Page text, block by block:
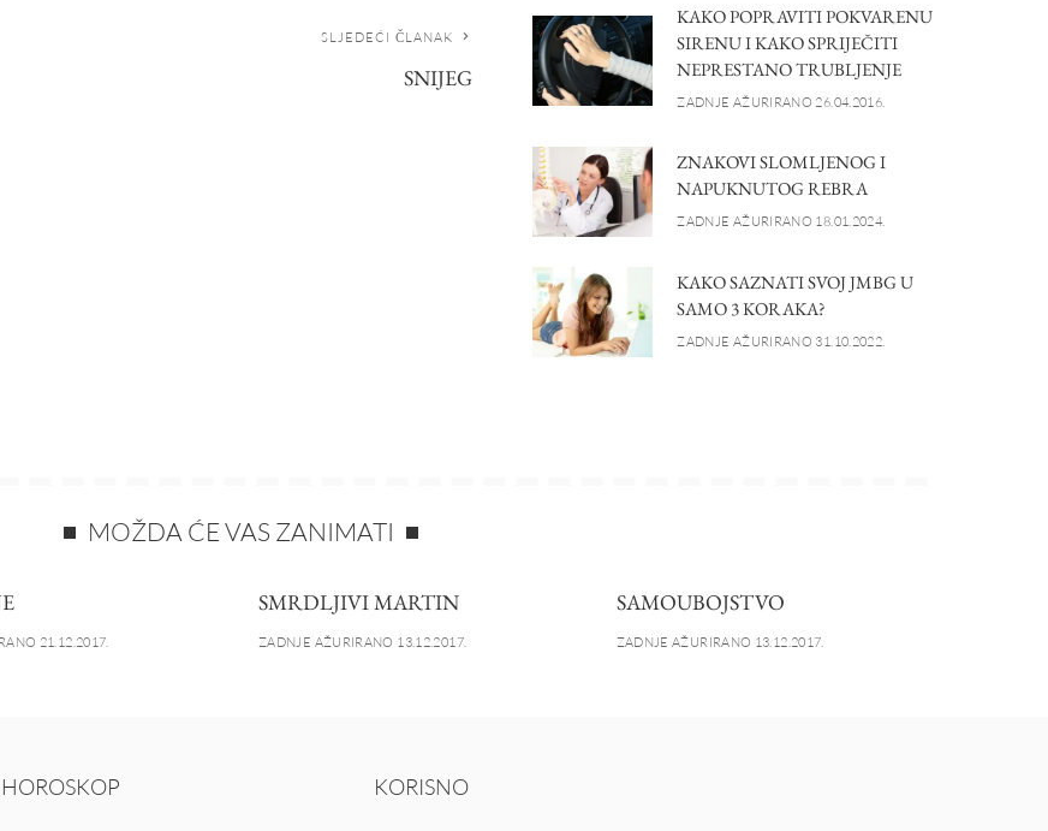
SLJEDEĆI ČLANAK
SNIJEG
KAKO POPRAVITI POKVARENU
SIRENU I KAKO SPRIJEČITI
NEPRESTANO TRUBLJENJE
ZADNJE AŽURIRANO 26.04.2016.
ZNAKOVI SLOMLJENOG I
NAPUKNUTOG REBRA
ZADNJE AŽURIRANO 18.01.2024.
KAKO SAZNATI SVOJ JMBG U
SAMO 3 KORAKA?
ZADNJE AŽURIRANO 31.10.2022.
MOŽDA ĆE VAS ZANIMATI
21.12.2017.
SMRDLJIVI MARTIN
ZADNJE AŽURIRANO 13.12.2017.
SAMOUBOJSTVO
ZADNJE AŽURIRANO 13.12.2017.
HOROSKOP KORISNO